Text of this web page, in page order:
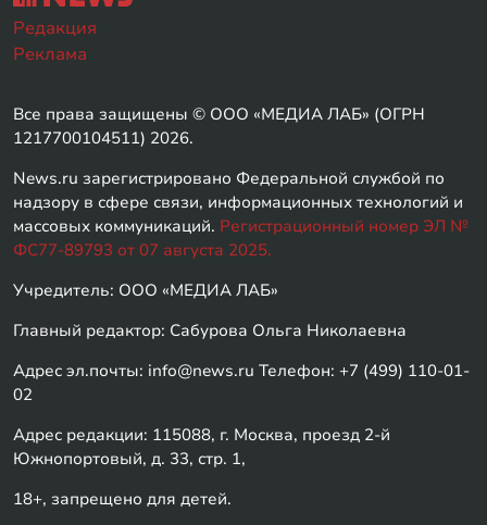
Редакция
Реклама
Все права защищены © ООО «МЕДИА ЛАБ» (ОГРН
1217700104511) 2026.
News.ru зарегистрировано Федеральной службой по
надзору в сфере связи, информационных технологий и
массовых коммуникаций. Регистрационный номер ЭЛ №
ФС77-89793 от 07 августа 2025.
Учредитель: ООО «МЕДИА ЛАБ»
Главный редактор: Сабурова Ольга Николаевна
Адрес эл.почты: info@news.ru Телефон: +7 (499) 110-01-
02
Адрес редакции: 115088, г. Москва, проезд 2-й
Южнопортовый, д. 33, стр. 1,
18+, запрещено для детей.